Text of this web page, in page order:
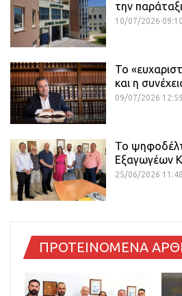
την
10/07/2026 09:10
Το
και η
09/07/2026 12:59
Το
Εξαγωγέων
25/06/2026 11:48
ΠΡΟΤΕΙΝΟΜΕΝΑ